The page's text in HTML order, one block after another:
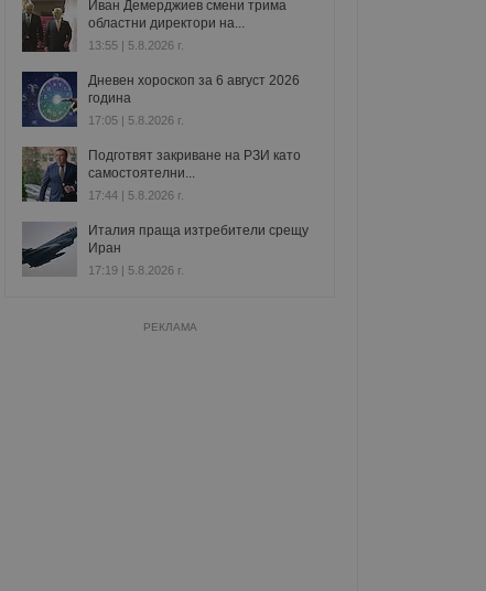
Иван Демерджиев смени трима
областни директори на...
13:55 | 5.8.2026 г.
Дневен хороскоп за 6 август 2026
година
17:05 | 5.8.2026 г.
Подготвят закриване на РЗИ като
самостоятелни...
17:44 | 5.8.2026 г.
Италия праща изтребители срещу
Иран
17:19 | 5.8.2026 г.
РЕКЛАМА